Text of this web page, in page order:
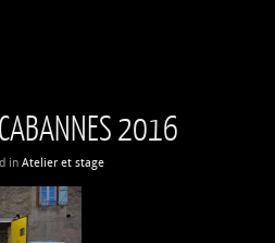
2016
in Atelier et stage